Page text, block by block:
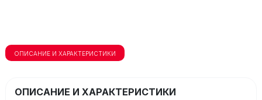
ОПИСАНИЕ И ХАРАКТЕРИСТИКИ
ОПИСАНИЕ И ХАРАКТЕРИСТИКИ